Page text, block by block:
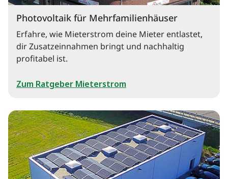
Photovoltaik für Mehrfamilienhäuser
Erfahre, wie Mieterstrom deine Mieter entlastet,
dir Zusatzeinnahmen bringt und nachhaltig
profitabel ist.
Zum Ratgeber Mieterstrom